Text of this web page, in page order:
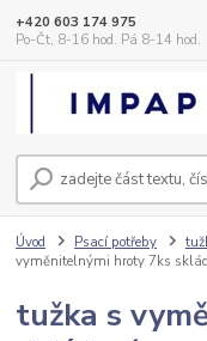
+420 603 174 975
Po-Čt, 8-16 hod. Pá 8-14 hod.
Úvod Psací potřeby
vyměnitelnými hroty 7ks
tužka s